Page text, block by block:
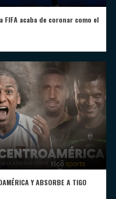
FIFA acaba de coronar como el
Y ABSORBE A TIGO